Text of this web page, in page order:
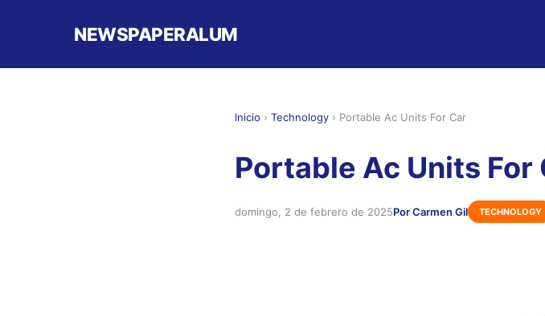
NEWSPAPERALUM
Inicio › Technology › Portable Ac Units For Car
Portable Ac Units For
domingo, 2 de febrero de 2025Por Carmen Gil TECHNOLOGY